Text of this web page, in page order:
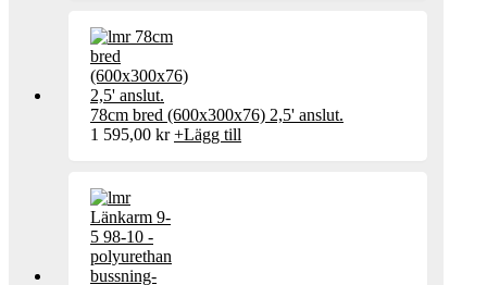
78cm bred (600x300x76) 2,5' anslut.
1 595,00 kr +Lägg till